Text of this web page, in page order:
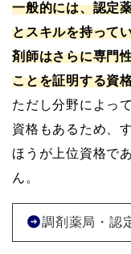
一般的には、認定
とスキルを持って
剤師はさらに専門
ことを証明する資
ただし分野によっ
資格もあるため、
ほうが上位資格で
ん。
調剤薬局・認